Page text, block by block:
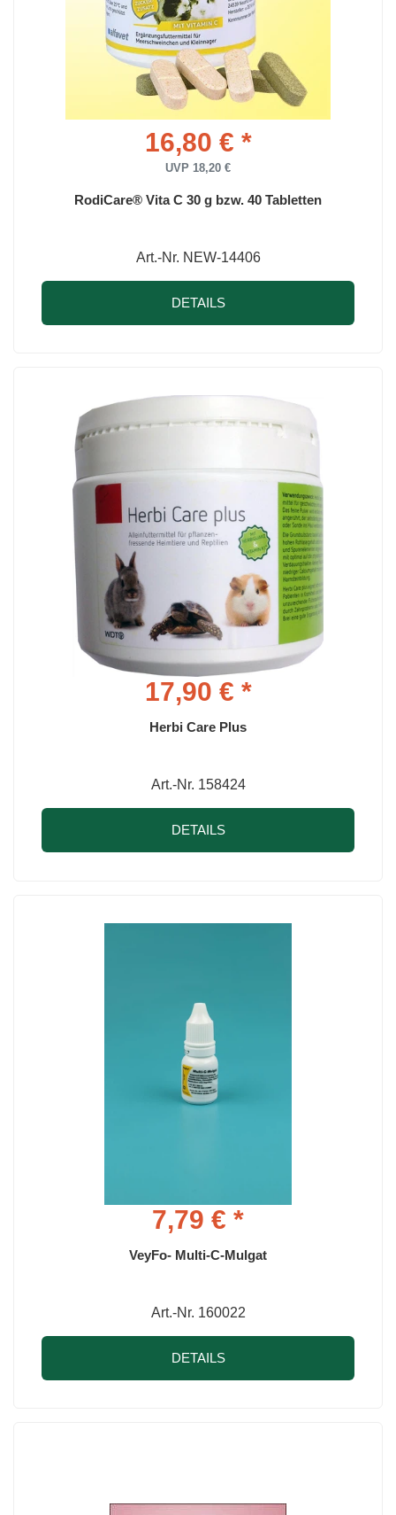
16,80 € *
UVP 18,20 €
RodiCare® Vita C 30 g bzw. 40 Tabletten
Art.-Nr. NEW-14406
DETAILS
17,90 € *
Herbi Care Plus
Art.-Nr. 158424
DETAILS
7,79 € *
VeyFo- Multi-C-Mulgat
Art.-Nr. 160022
DETAILS